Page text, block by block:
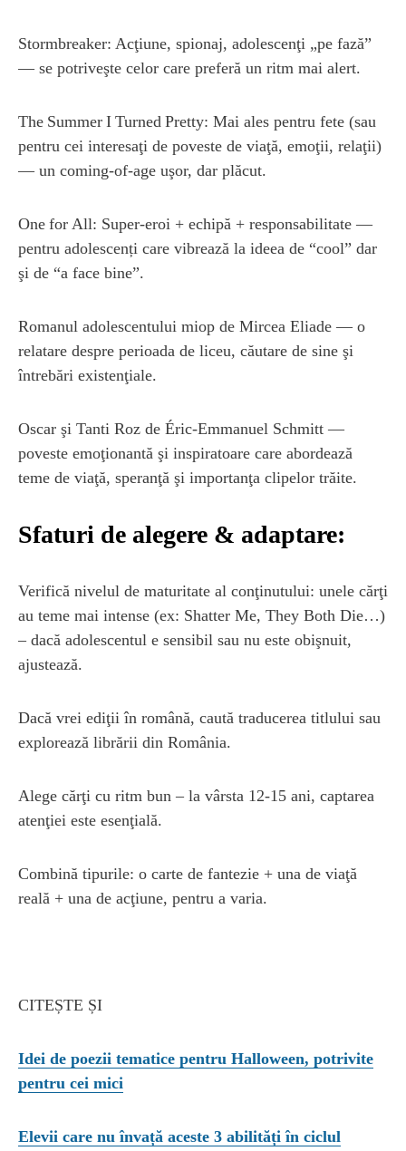
Stormbreaker: Acţiune, spionaj, adolescenţi „pe fază”
— se potriveşte celor care preferă un ritm mai alert.
The Summer I Turned Pretty: Mai ales pentru fete (sau
pentru cei interesaţi de poveste de viaţă, emoţii, relaţii)
— un coming-of-age uşor, dar plăcut.
One for All: Super-eroi + echipă + responsabilitate —
pentru adolescenți care vibrează la ideea de “cool” dar
şi de “a face bine”.
Romanul adolescentului miop de Mircea Eliade — o
relatare despre perioada de liceu, căutare de sine şi
întrebări existenţiale.
Oscar şi Tanti Roz de Éric‑Emmanuel Schmitt —
poveste emoţionantă şi inspiratoare care abordează
teme de viaţă, speranţă şi importanţa clipelor trăite.
Sfaturi de alegere & adaptare:
Verifică nivelul de maturitate al conţinutului: unele cărţi
au teme mai intense (ex: Shatter Me, They Both Die…)
– dacă adolescentul e sensibil sau nu este obişnuit,
ajustează.
Dacă vrei ediţii în română, caută traducerea titlului sau
explorează librării din România.
Alege cărţi cu ritm bun – la vârsta 12-15 ani, captarea
atenţiei este esenţială.
Combină tipurile: o carte de fantezie + una de viaţă
reală + una de acţiune, pentru a varia.
CITEȘTE ȘI
Idei de poezii tematice pentru Halloween, potrivite
pentru cei mici
Elevii care nu învață aceste 3 abilități în ciclul